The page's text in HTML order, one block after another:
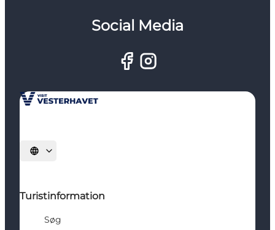
Social Media
Vælg sprog
Turistinformation
Søg